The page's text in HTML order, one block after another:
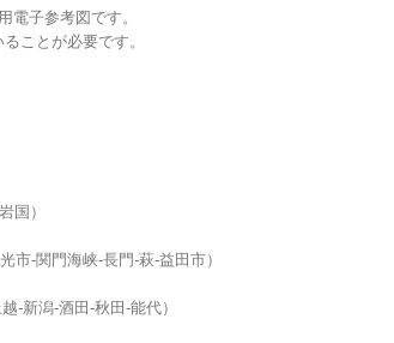
電子参考図です。
ことが必要です。
国）
市-関門海峡-長門-萩-益田市）
-新潟-酒田-秋田-能代）